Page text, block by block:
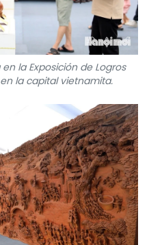
la Exposición de Logros
la capital vietnamita.